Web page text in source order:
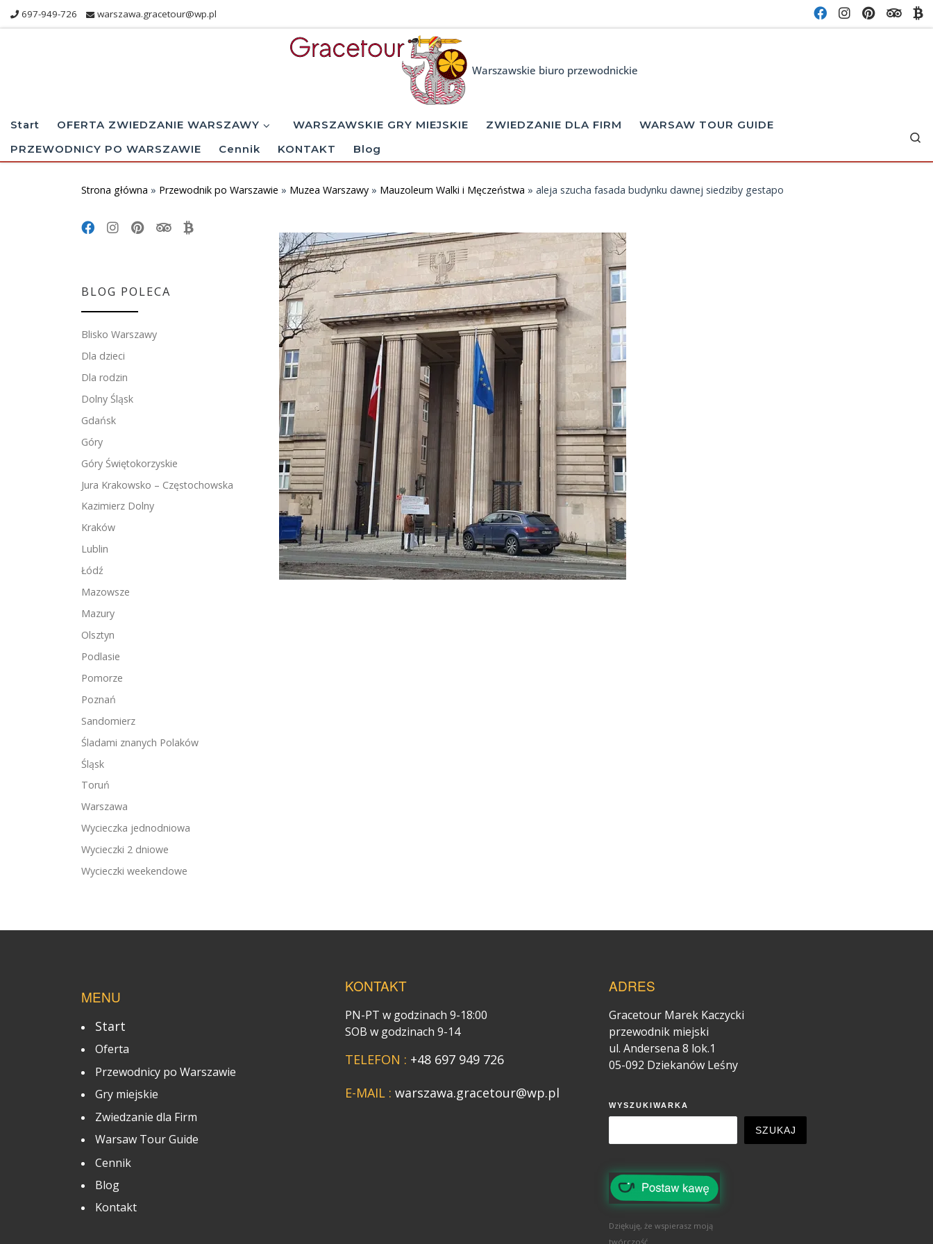
Skip to content
697-949-726 warszawa.gracetour@wp.pl
Warszawskie biuro przewodnickie
Start OFERTA ZWIEDZANIE WARSZAWY WARSZAWSKIE GRY MIEJSKIE ZWIEDZANIE DLA FIRM
WARSAW TOUR GUIDE
PRZEWODNICY PO WARSZAWIE
Cennik KONTAKT Blog
Strona główna » Przewodnik po Warszawie » Muzea Warszawy » Mauzoleum Walki i Męczeństwa » aleja szucha fasada budynku dawnej siedziby gestapo
BLOG POLECA
Blisko Warszawy
Dla dzieci
Dla rodzin
Dolny Śląsk
Gdańsk
Góry
Góry Świętokorzyskie
Jura Krakowsko – Częstochowska
Kazimierz Dolny
Kraków
Lublin
Łódź
Mazowsze
Mazury
Olsztyn
Podlasie
Pomorze
Poznań
Sandomierz
Śladami znanych Polaków
Śląsk
Toruń
Warszawa
Wycieczka jednodniowa
Wycieczki 2 dniowe
Wycieczki weekendowe
MENU
Start
Oferta
Przewodnicy po Warszawie
Gry miejskie
Zwiedzanie dla Firm
Warsaw Tour Guide
Cennik
Blog
Kontakt
KONTAKT
PN-PT w godzinach 9-18:00
SOB w godzinach 9-14
TELEFON : +48 697 949 726
E-MAIL : warszawa.gracetour@wp.pl
ADRES
Gracetour Marek Kaczycki
przewodnik miejski
ul. Andersena 8 lok.1
05-092 Dziekanów Leśny
WYSZUKIWARKA
SZUKAJ
Dziękuję, że wspierasz moją
twórczość